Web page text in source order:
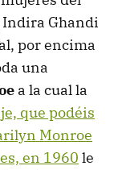
Indira Ghandi
por encima
una
a la cual la
que podéis
Monroe
en 1960 le